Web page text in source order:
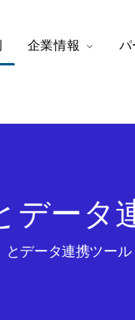
企業情報 パ
データ
データ連携ツー